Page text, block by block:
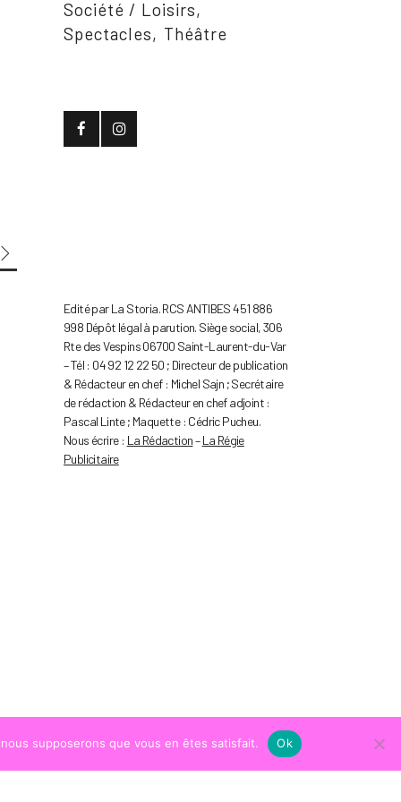
Société / Loisirs
Spectacles
Théâtre
Edité par La Storia. RCS ANTIBES 451 886
998 Dépôt légal à parution. Siège social, 306
Rte des Vespins 06700 Saint-Laurent-du-Var
– Tél : 04 92 12 22 50 ; Directeur de publication
& Rédacteur en chef : Michel Sajn ; Secrétaire
de rédaction & Rédacteur en chef adjoint :
Pascal Linte ; Maquette : Cédric Pucheu.
Nous écrire : La Rédaction–La Régie
Publicitaire
supposerons que vous en êtes satisfait. Ok